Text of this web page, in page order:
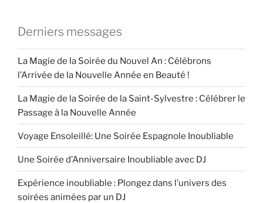
Derniers messages
La Magie de la Soirée du Nouvel An : Célébrons
l’Arrivée de la Nouvelle Année en Beauté !
La Magie de la Soirée de la Saint-Sylvestre : Célébrer le
Passage à la Nouvelle Année
Voyage Ensoleillé: Une Soirée Espagnole Inoubliable
Une Soirée d’Anniversaire Inoubliable avec DJ
Expérience inoubliable : Plongez dans l’univers des
soirées animées par un DJ